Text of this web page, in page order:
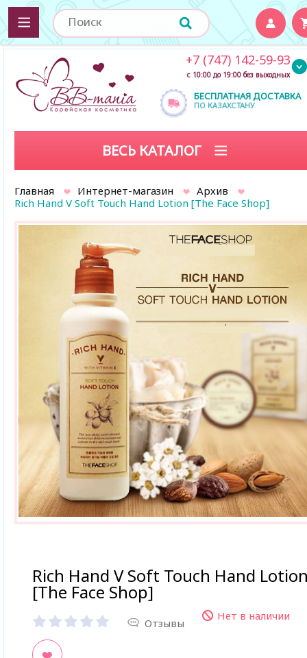
БЕСПЛАТНАЯ ДОСТАВКА
ПО КАЗАХСТАНУ
+7 (747) 142-59-93
с 10:00 до 19:00 без выходных
ВЕСЬ КАТАЛОГ
Главная Интернет-магазин
Архив
Rich Hand V Soft Touch Hand Lotion [The Face Shop]
Rich Hand V Soft Touch Hand
[The Face Shop]
Отзывы
Нет в наличии